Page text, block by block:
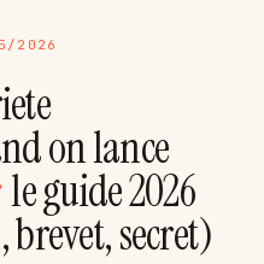
2026
on lance
le guide 2026
secret)